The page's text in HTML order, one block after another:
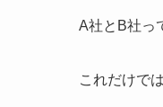
A社とB社っ
これだけで